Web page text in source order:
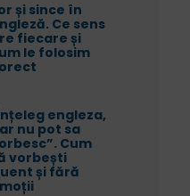
și since în
Ce sens
fiecare și
le folosim
engleza,
nu pot sa
Cum
vorbești
și fără